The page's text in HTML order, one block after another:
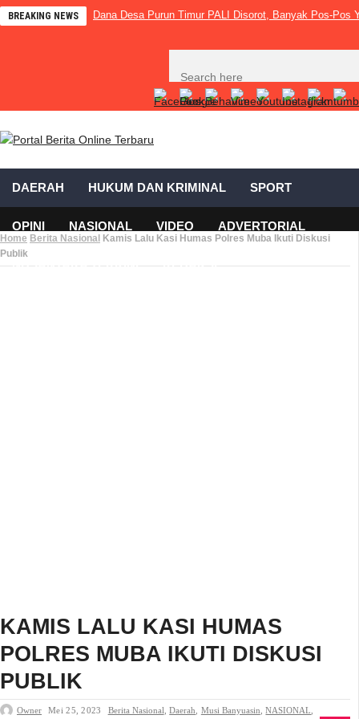
BREAKING NEWS Dana Desa Purun Timur PALI Disorot, Banyak Pos-Pos
DAERAH HUKUM DAN KRIMINAL SPORT
OPINI NASIONAL VIDEO ADVERTORIAL
NUSANTARA TERKINI REDAKSI
Home Berita Nasional Kamis Lalu Kasi Humas Polres Muba Ikuti Diskusi
Publik
KAMIS LALU KASI HUMAS
POLRES MUBA IKUTI DISKUSI
PUBLIK
Owner Mei 25, 2023 Berita Nasional,Daerah, Musi Banyuasin,NASIONAL,